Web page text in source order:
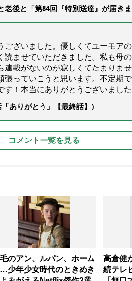
老後と「第84回『特別送達』が届き
ございました。優しくてユーモア
読ませていただきました。私も母
連載がないのが寂しくてたまりま
張っていこうと思います。不定期
！本当にありがとうございました
ありがとう」【最終話】）
コメント一覧を見る
のアン、ルパン、ホーム
少年少女時代のときめき
高倉健
続テレ